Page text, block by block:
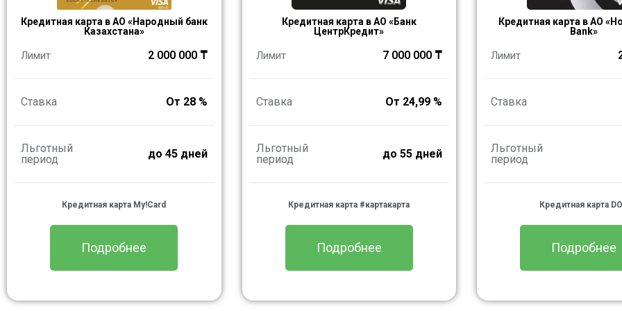
Кредитная карта в АО «Народный банк
Казахстана» ​
Лимит 2 000 000 ₸
Ставка От 28 %
Льготный
период
до 45 дней
Кредитная карта My!Card
Подробнее
Кредитная карта в АО «Банк
ЦентрКредит»
Лимит 7 000 000 ₸
Ставка От 24,99 %
Льготный
период
до 55 дней
Кредитная карта #картакарта
Подробнее
Кредитная карта в АО
Bank»
Лимит
Ставка
Льготный
период
Кредитная карта
Подробнее